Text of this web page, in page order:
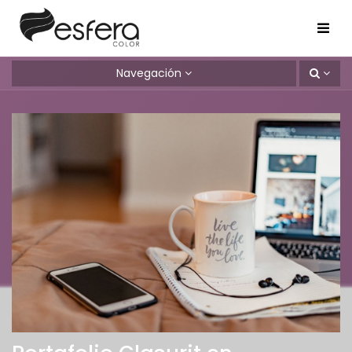
Navegación